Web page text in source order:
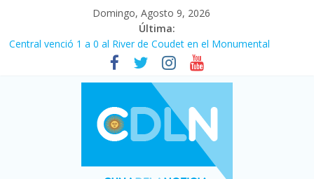
Domingo, Agosto 9, 2026
Última:
Central venció 1 a 0 al River de Coudet en el Monumental
La morosidad alcanzó su nivel más alto en dos décadas y ya
afecta a 400 mil deudores en Santa Fe
Desde que asumió Milei cerraron 41.000 kioscos: el sector
denuncia crisis como en 2001
Vacaciones de invierno con más movimiento y consumo
turístico: 4,6 millones de personas viajaron por el país, un 5,9%
Fuerte caída de la venta de autos usados en julio: bajó un 12,6%